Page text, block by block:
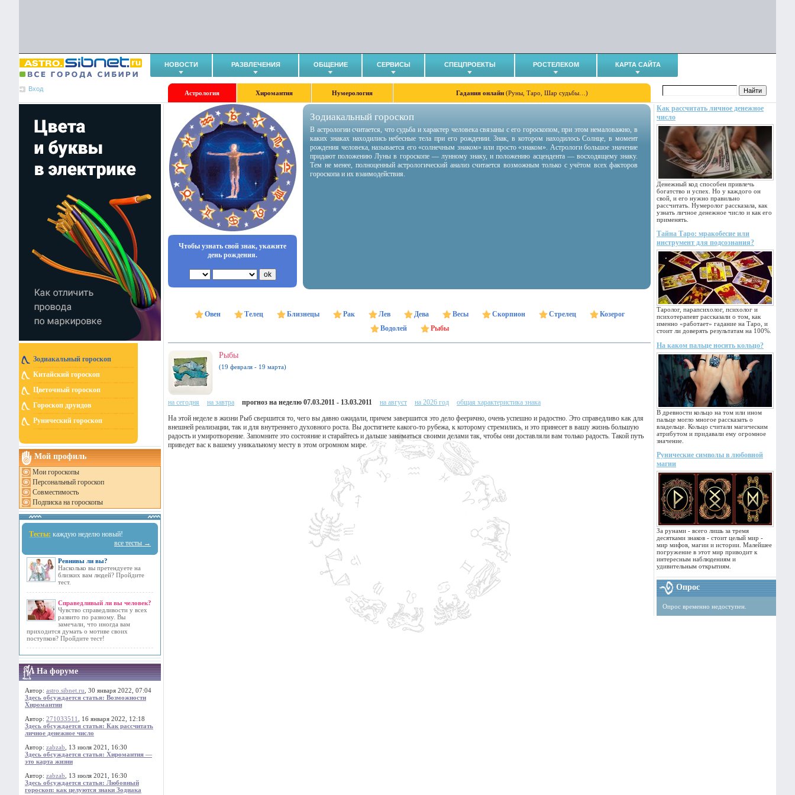
НОВОСТИ РАЗВЛЕЧЕНИЯ ОБЩЕНИЕ СЕРВИСЫ СПЕЦПРОЕКТЫ РОСТЕЛЕКОМ КАРТА САЙТА
Вход
Астрология Хиромантия Нумерология Гадания онлайн (Руны, Таро, Шар судьбы…)
Зодиакальный гороскоп
Китайский гороскоп
Цветочный гороскоп
Гороскоп друидов
Рунический гороскоп
Мой профиль
Мои гороскопы
Персональный гороскоп
Совместимость
Подписка на гороскопы
Тесты: каждую неделю новый!
все тесты →
Ревнивы ли вы?
Насколько вы претендуете на
близких вам людей? Пройдите
тест.
Справедливый ли вы человек?
Чувство справедливости у всех
развито по разному. Вы
замечали, что иногда вам
приходится думать о мотиве своих
поступков? Пройдите тест!
На форуме
Автор: astro.sibnet.ru , 30 января 2022, 07:04
Здесь обсуждается статья: Возможности
Хиромантии
Автор: 271033511
, 16 января 2022, 12:18
Здесь обсуждается статья: Как рассчитать
личное денежное число
Автор: zabzab , 13 июля 2021, 16:30
Здесь обсуждается статья: Хиромантия —
это карта жизни
Автор: zabzab , 13 июля 2021, 16:30
Здесь обсуждается статья: Любовный
гороскоп: как целуются знаки Зодиака
Как рассчитать личное денежное
число
Денежный код способен привлечь
богатство и успех. Но у каждого он
свой, и его нужно правильно
рассчитать. Нумеролог рассказала, как
узнать личное денежное число и как его
применять.
Тайна Таро: мракобесие или
инструмент для подсознания?
Таролог, парапсихолог, психолог и
психотерапевт рассказали о том, как
именно «работает» гадание на Таро, и
стоит ли доверять результатам на 100%.
На каком пальце носить кольцо?
В древности кольцо на том или ином
пальце могло многое рассказать о
владельце. Кольцо считали магическим
атрибутом и придавали ему огромное
значение.
Рунические символы в любовной
магии
За рунами - всего лишь за тремя
десятками знаков - стоит целый мир -
мир мифов, магии и истории. Малейшее
погружение в этот мир приводит к
интересным наблюдениям и
удивительным открытиям.
Опрос
Опрос временно недоступен.
Чтобы узнать свой знак, укажите
день рождения.
Зодиакальный гороскоп
В астрологии считается, что судьба и характер человека связаны с его гороскопом, при этом немаловажно, в
каких знаках находились небесные тела при его рождении. Знак, в котором находилось Солнце, в момент
рождения человека, называется его «солнечным знаком» или просто «знаком». Астрологи большое значение
придают положению Луны в гороскопе — лунному знаку, и положению асцендента — восходящему знаку.
Тем не менее, полноценный астрологический анализ считается возможным только с учётом всех факторов
гороскопа и их взаимодействия.
Овен Телец Близнецы Рак Лев Дева Весы Скорпион Стрелец
Козерог
Водолей
Рыбы
Рыбы
(19 февраля - 19 марта)
на сегодня на завтра прогноз на неделю 07.03.2011 - 13.03.2011 на август на 2026 год
общая характеристика знака
На этой неделе в жизни Рыб свершится то, чего вы давно ожидали, причем завершится это дело феерично, очень успешно и радостно. Это справедливо как для
внешней реализации, так и для внутреннего духовного роста. Вы достигнете какого-то рубежа, к которому стремились, и это принесет в вашу жизнь большую
радость и умиротворение. Запомните это состояние и старайтесь и дальше заниматься своими делами так, чтобы они доставляли вам только радость. Такой путь
приведет вас к вашему уникальному месту в этом огромном мире.